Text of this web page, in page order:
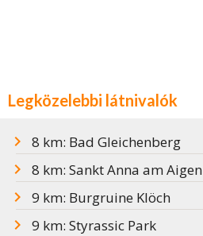
Legközelebbi látnivalók
8 km: Bad Gleichenberg
8 km: Sankt Anna am Aigen
9 km: Burgruine Klöch
9 km: Styrassic Park